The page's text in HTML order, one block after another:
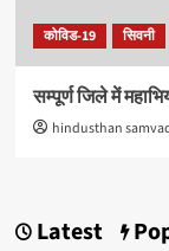
कोविड-19 सिवनी
सम्पूर्ण जिले में
hindusthan
Latest